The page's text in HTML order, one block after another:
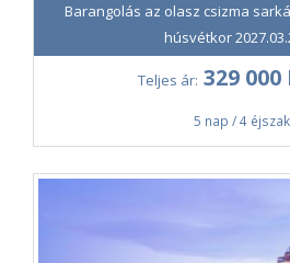
Végállomásunk Lecce, Puglia
városként" vagy "Dél
emlékekkel is büszkélkedhet,
kiemelkedő példájaként tartják
puha és formázható
templomokon minden képzeletet
díszítések láthatók. Legszebb példája
Lecce belvárosától nem messze
dizájnnal várja a látogatókat. A
Barangolás az olasz csizma
húsvétkor
Teljes ár: 329 000
5 nap / 4